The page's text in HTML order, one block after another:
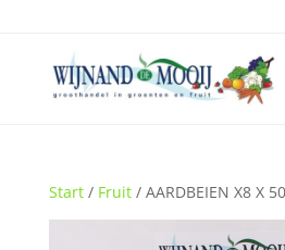
Start/ Fruit/ AARDBEIEN X8 X